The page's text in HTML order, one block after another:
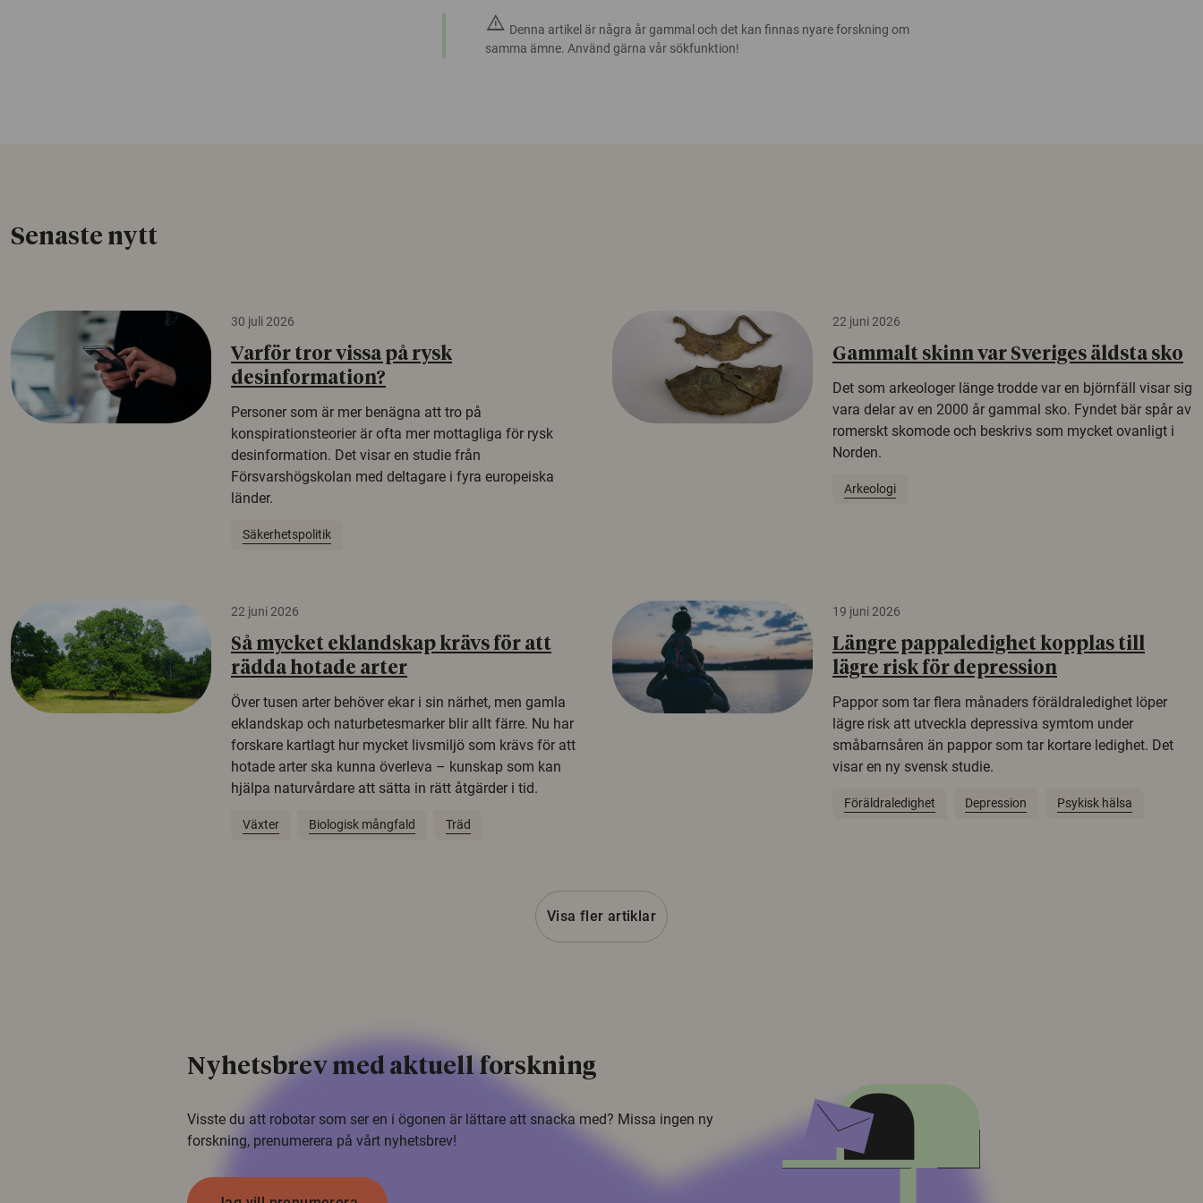
warning Denna artikel är några år gammal och det kan finnas nyare forskning om
samma ämne. Använd gärna vår sökfunktion!
Senaste nytt
30 juli 2026
Varför tror vissa på rysk
desinformation?
Personer som är mer benägna att tro på
konspirationsteorier är ofta mer mottagliga för rysk
desinformation. Det visar en studie från
Försvarshögskolan med deltagare i fyra europeiska
länder.
Säkerhetspolitik
22 juni 2026
Gammalt skinn var Sveriges äldsta sko
Det som arkeologer länge trodde var en björnfäll visar sig
vara delar av en 2000 år gammal sko. Fyndet bär spår av
romerskt skomode och beskrivs som mycket ovanligt i
Norden.
Arkeologi
22 juni 2026
Så mycket eklandskap krävs för att
rädda hotade arter
Över tusen arter behöver ekar i sin närhet, men gamla
eklandskap och naturbetesmarker blir allt färre. Nu har
forskare kartlagt hur mycket livsmiljö som krävs för att
hotade arter ska kunna överleva – kunskap som kan
hjälpa naturvårdare att sätta in rätt åtgärder i tid.
Växter Biologisk mångfald Träd
19 juni 2026
Längre pappaledighet kopplas till
lägre risk för depression
Pappor som tar flera månaders föräldraledighet löper
lägre risk att utveckla depressiva symtom under
småbarnsåren än pappor som tar kortare ledighet. Det
visar en ny svensk studie.
Föräldraledighet Depression Psykisk hälsa
Visa fler artiklar
Nyhetsbrev med aktuell forskning
Visste du att robotar som ser en i ögonen är lättare att snacka med? Missa ingen ny
forskning, prenumerera på vårt nyhetsbrev!